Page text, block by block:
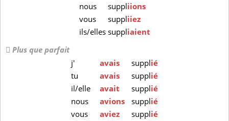
nous
suppliions
vous
suppliiez
ils/elles suppliaient
Plus que parfait
j'
avais supplié
tu
avais supplié
il/elle
avait supplié
nous
avions supplié
vous
aviez supplié